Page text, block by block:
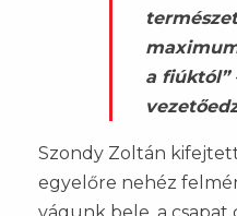
a fiúktól”
Szondy Zoltán
egyelőre nehéz
vágunk bele, a